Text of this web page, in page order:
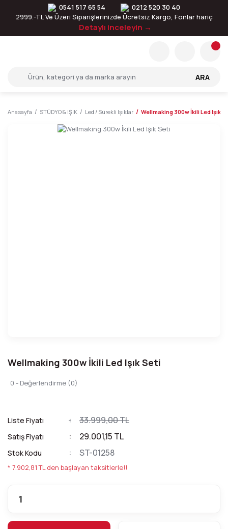
0541 517 65 54
0212 520 30 40
2999.-TL Ve Üzeri Siparişlerinizde Ücretsiz Kargo, Fonlar hariç
Detaylı inceleyin →
ARA
Anasayfa STÜDYO & IŞIK Led / Sürekli Işıklar Wellmaking 300w İkili Led Işık
Wellmaking 300w İkili Led Işık Seti
0 - Değerlendirme (0)
Liste Fiyatı 33.999,00 TL
Satış Fiyatı 29.001,15 TL
Stok Kodu ST-01258
* 7.902,81 TL den başlayan taksitlerle!!